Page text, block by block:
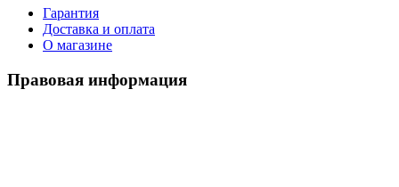
Гарантия
Доставка и оплата
О магазине
Правовая информация